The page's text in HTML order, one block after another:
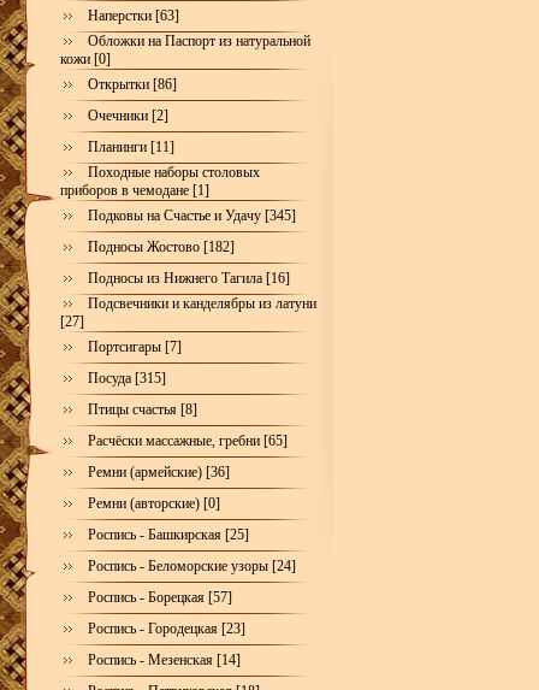
Наперстки [63]
Обложки на Паспорт из натуральной
кожи [0]
Открытки [86]
Очечники [2]
Планинги [11]
Походные наборы столовых
приборов в чемодане [1]
Подковы на Счастье и Удачу [345]
Подносы Жостово [182]
Подносы из Нижнего Тагила [16]
Подсвечники и канделябры из латуни
[27]
Портсигары [7]
Посуда [315]
Птицы счастья [8]
Расчёски массажные, гребни [65]
Ремни (армейские) [36]
Ремни (авторские) [0]
Роспись - Башкирская [25]
Роспись - Беломорские узоры [24]
Роспись - Борецкая [57]
Роспись - Городецкая [23]
Роспись - Мезенская [14]